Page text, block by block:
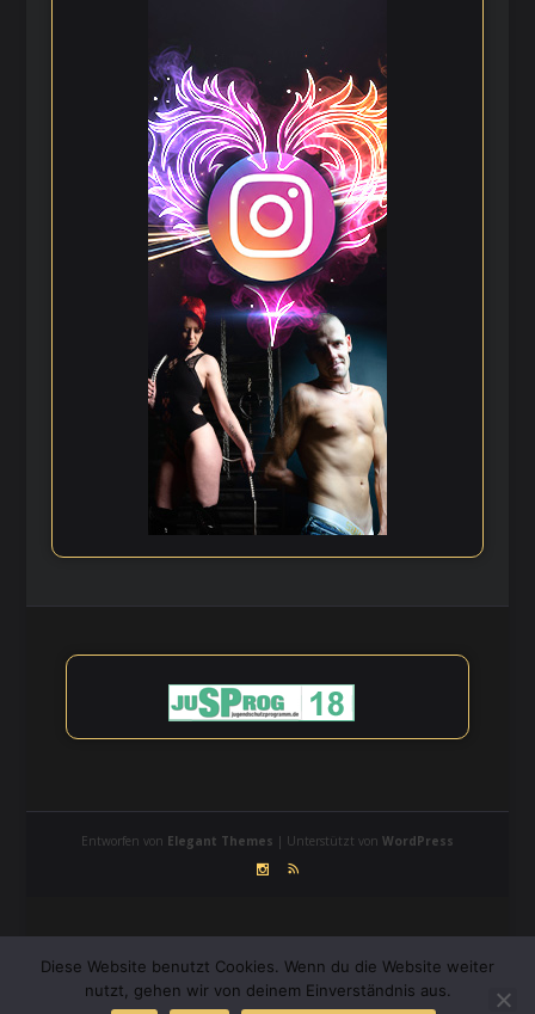
Entworfen von Elegant Themes | Unterstützt von WordPress
Diese Website benutzt Cookies. Wenn du die Website weiter
nutzt, gehen wir von deinem Einverständnis aus.